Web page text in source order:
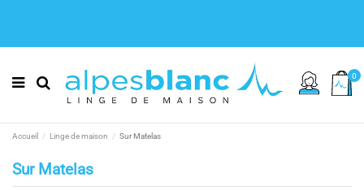
0
Accueil Linge de maison Sur Matelas
Sur Matelas